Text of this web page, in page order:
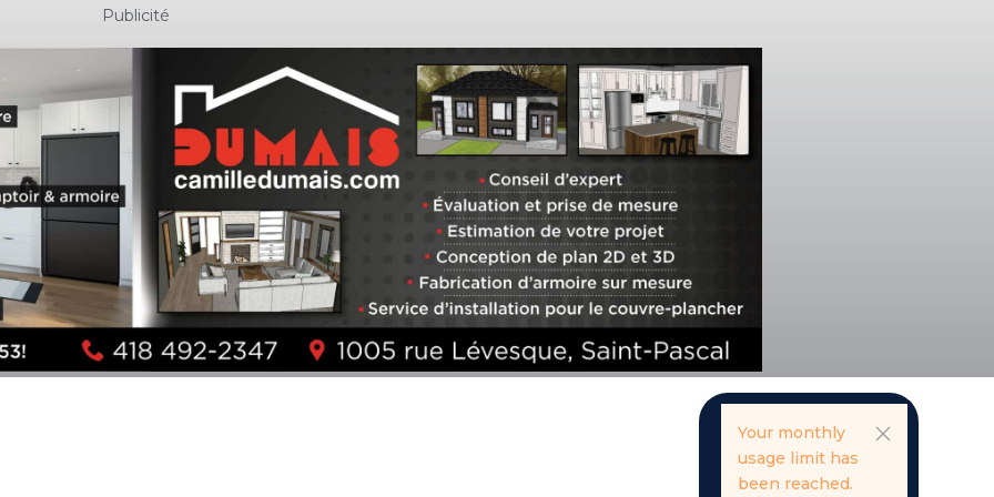
Publicité
Your monthly
usage limit has
been reached.